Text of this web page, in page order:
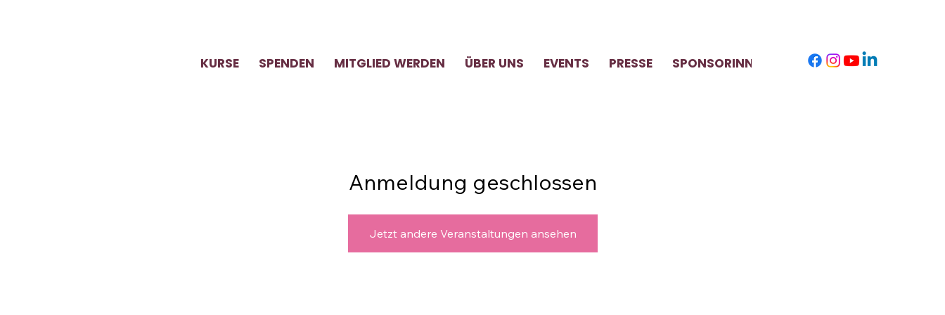
KURSE SPENDEN MITGLIED WERDEN ÜBER UNS EVENTS PRESSE SPONSORINNEN KONTAKT
Anmeldung geschlossen
Jetzt andere Veranstaltungen ansehen